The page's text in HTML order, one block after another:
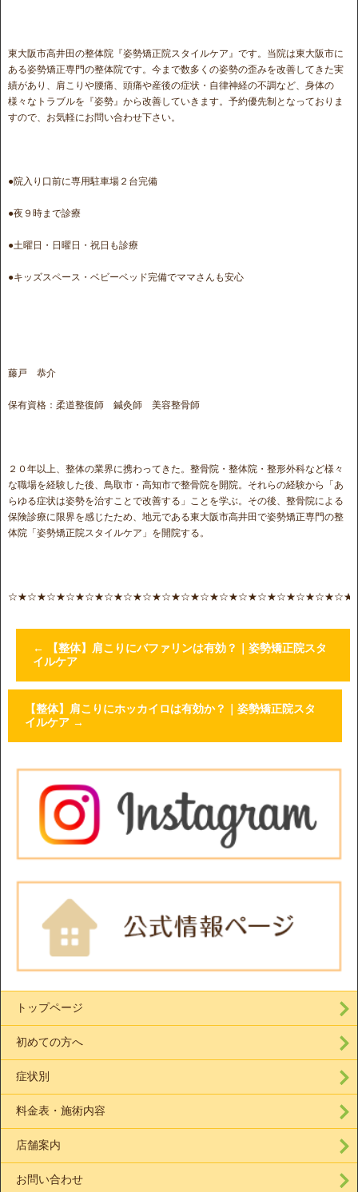
東大阪市高井田の整体院『姿勢矯正院スタイルケア』です。当院は東大阪市に
ある姿勢矯正専門の整体院です。今まで数多くの姿勢の歪みを改善してきた実
績があり、肩こりや腰痛、頭痛や産後の症状・自律神経の不調など、身体の
様々なトラブルを『姿勢』から改善していきます。予約優先制となっておりま
すので、お気軽にお問い合わせ下さい。
●院入り口前に専用駐車場２台完備
●夜９時まで診療
●土曜日・日曜日・祝日も診療
●キッズスペース・ベビーベッド完備でママさんも安心
藤戸 恭介
保有資格：柔道整復師 鍼灸師 美容整骨師
２０年以上、整体の業界に携わってきた。整骨院・整体院・整形外科など様々
な職場を経験した後、鳥取市・高知市で整骨院を開院。それらの経験から「あ
らゆる症状は姿勢を治すことで改善する」ことを学ぶ。その後、整骨院による
保険診療に限界を感じたため、地元である東大阪市高井田で姿勢矯正専門の整
体院「姿勢矯正院スタイルケア」を開院する。
←
【整体】肩こりにバファリンは有効？｜姿勢矯正院スタ
イルケア
【整体】肩こりにホッカイロは有効か？｜姿勢矯正院スタ
イルケア →
トップページ
初めての方へ
症状別
料金表・施術内容
店舗案内
お問い合わせ